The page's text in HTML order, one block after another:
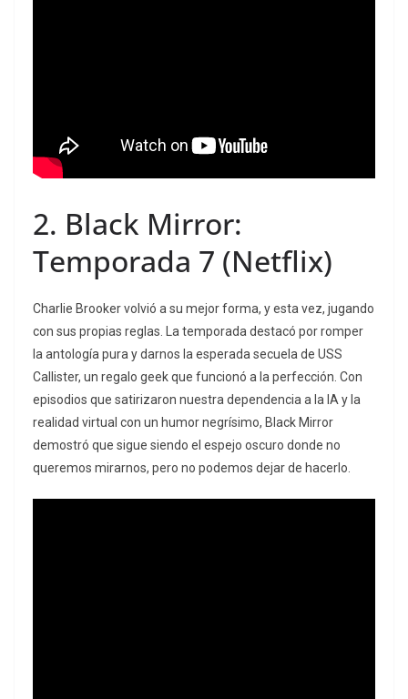
2. Black Mirror:
Temporada 7 (Netflix)
Charlie Brooker volvió a su mejor forma, y esta vez, jugando
con sus propias reglas. La temporada destacó por romper
la antología pura y darnos la esperada secuela de USS
Callister, un regalo geek que funcionó a la perfección. Con
episodios que satirizaron nuestra dependencia a la IA y la
realidad virtual con un humor negrísimo, Black Mirror
demostró que sigue siendo el espejo oscuro donde no
queremos mirarnos, pero no podemos dejar de hacerlo.